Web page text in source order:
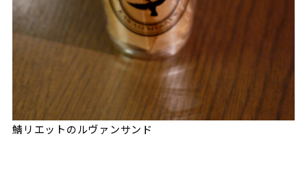
鯖リエットのルヴァンサンド